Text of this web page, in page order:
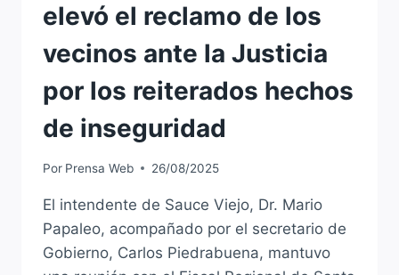
elevó el reclamo de los
vecinos ante la Justicia
por los reiterados hechos
de inseguridad
Por Prensa Web 26/08/2025
El intendente de Sauce Viejo, Dr. Mario
Papaleo, acompañado por el secretario de
Gobierno, Carlos Piedrabuena, mantuvo